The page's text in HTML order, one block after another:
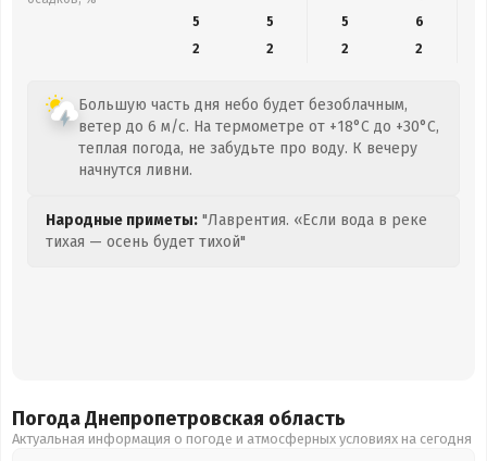
5
5 5
6
2
2 2 2
Большую часть дня небо будет безоблачным,
ветер до 6 м/с. На термометре от +18°C до +30°C,
теплая погода, не забудьте про воду. К вечеру
начнутся ливни.
Народные приметы: "Лаврентия. «Если вода в реке
тихая — осень будет тихой"
Погода Днепропетровская область
Актуальная информация о погоде и атмосферных условиях на сегодня